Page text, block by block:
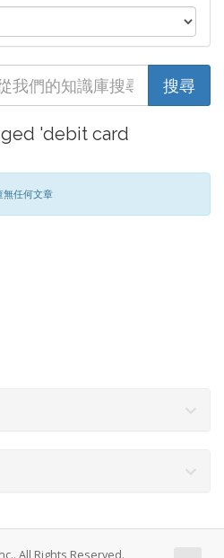
'debit card
無任何文章
All Rights Reserved.